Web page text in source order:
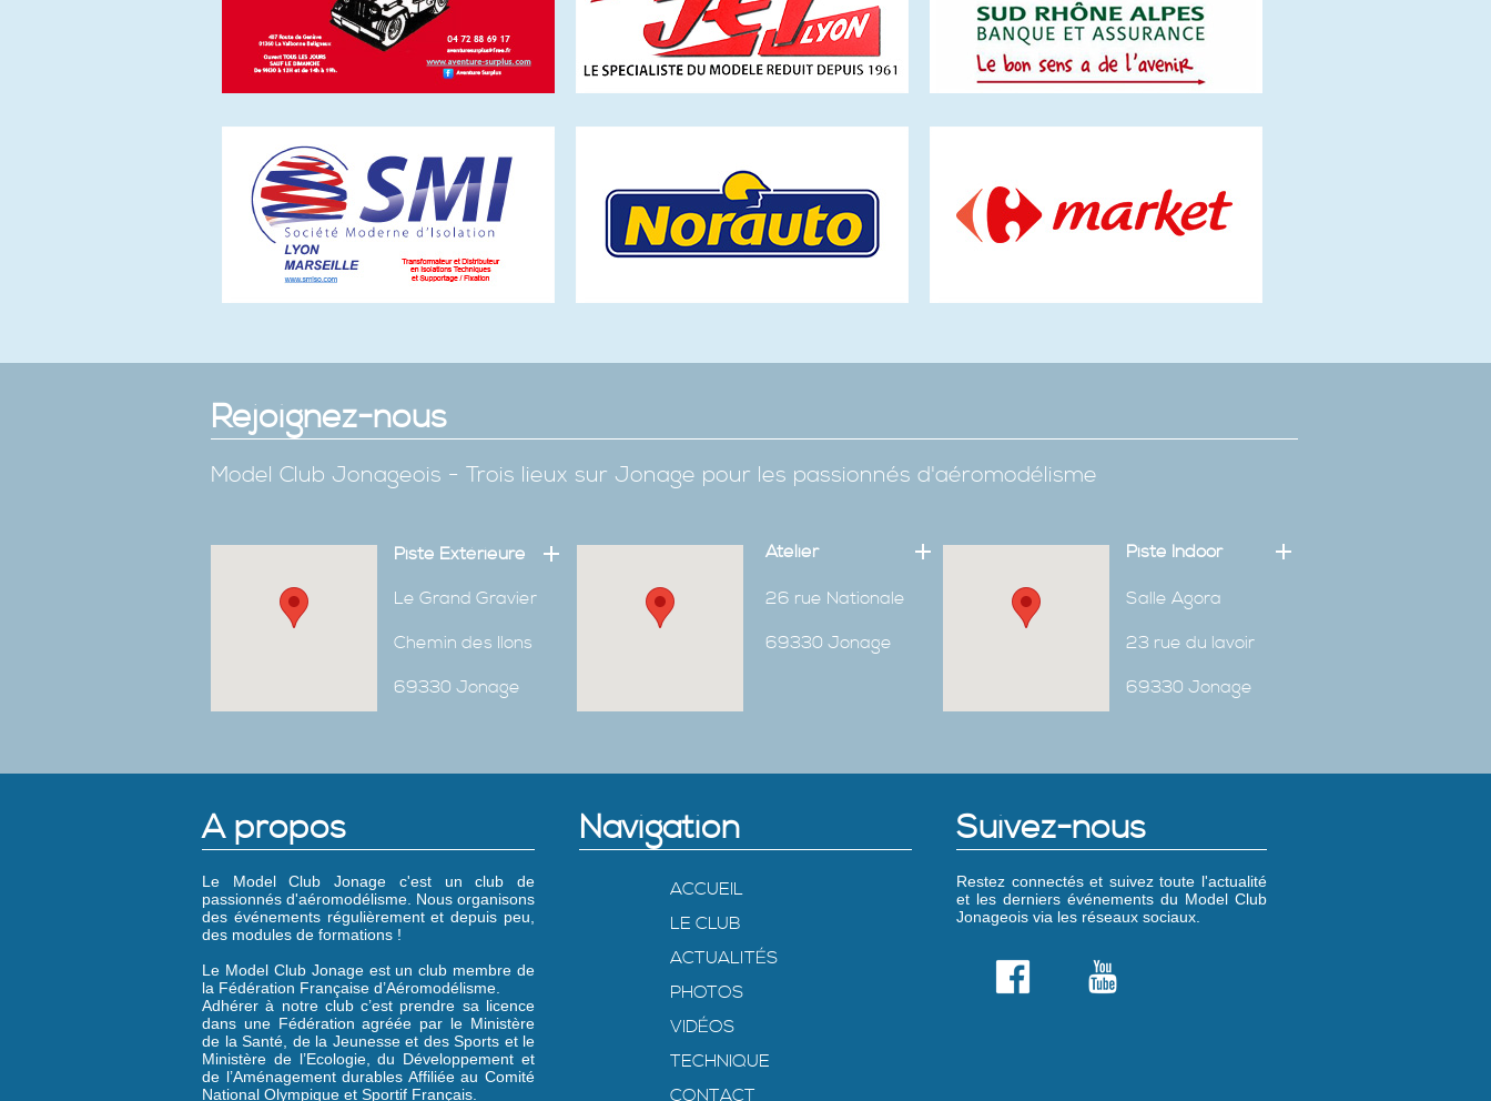
Rejoignez-nous
Model Club Jonageois - Trois lieux sur Jonage pour les passionnés d'aéromodélisme
Piste Extérieure
Le Grand Gravier
Chemin des Ilons
69330 Jonage
Atelier
26 rue Nationale
69330 Jonage
Piste Indoor
Salle Agora
23 rue du lavoir
69330 Jonage
A propos
Le Model Club Jonage c'est un club de
passionnés d'aéromodélisme. Nous organisons
des événements régulièrement et depuis peu,
des modules de formations !
Le Model Club Jonage est un club membre de
la Fédération Française d’Aéromodélisme.
Adhérer à notre club c’est prendre sa licence
dans une Fédération agréée par le Ministère
de la Santé, de la Jeunesse et des Sports et le
Ministère de l’Ecologie, du Développement et
de l’Aménagement durables Affiliée au Comité
National Olympique et Sportif Français.
Navigation
ACCUEIL
LE CLUB
ACTUALITÉS
PHOTOS
VIDÉOS
TECHNIQUE
CONTACT
Suivez-nous
Restez connectés et suivez toute l'actualité
et les derniers événements du Model Club
Jonageois via les réseaux sociaux.